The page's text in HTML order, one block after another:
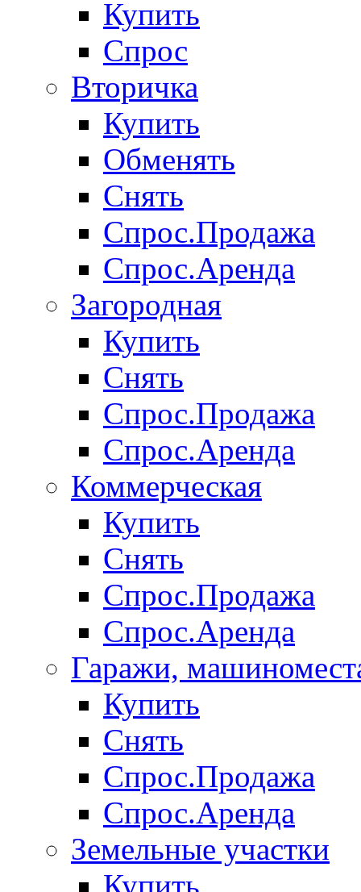
Купить
Спрос
Вторичка
Купить
Обменять
Снять
Спрос.Продажа
Спрос.Аренда
Загородная
Купить
Снять
Спрос.Продажа
Спрос.Аренда
Коммерческая
Купить
Снять
Спрос.Продажа
Спрос.Аренда
Гаражи,
Купить
Снять
Спрос.Продажа
Спрос.Аренда
Земельные участки